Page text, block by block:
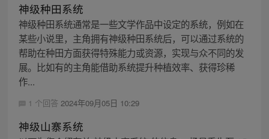
神级种田系统
神级种田系统通常是一些文学作品中设定的系统，例如在
某些小说里，主角拥有神级种田系统后，可以通过系统的
帮助在种田方面获得特殊能力或资源，实现与众不同的发
展。比如有的主角能借助系统提升种植效率、获得珍稀
作...
1 个回答 2024年09月05日 10:29
神级山寨系统